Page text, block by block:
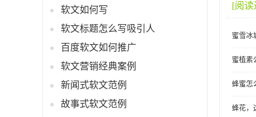
软文如何写
软文标题怎么写吸引人
百度软文如何推广
软文营销经典案例
新闻式软文范例
故事式软文范例
[阅读
蜜雪冰
蜜植素
蜂蜜怎
蜂花，